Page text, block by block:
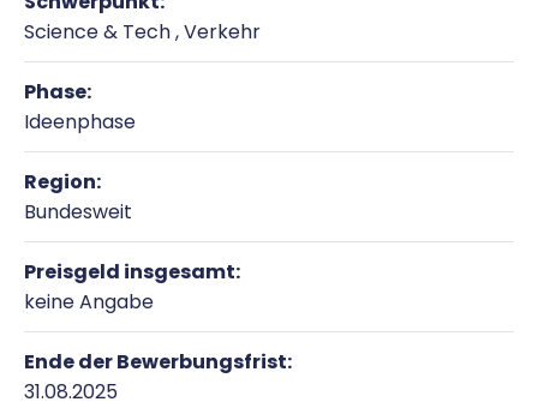
Science & Tech , Verkehr
Phase:
Ideenphase
Region:
Bundesweit
Preisgeld insgesamt:
keine Angabe
Ende der Bewerbungsfrist:
31.08.2025